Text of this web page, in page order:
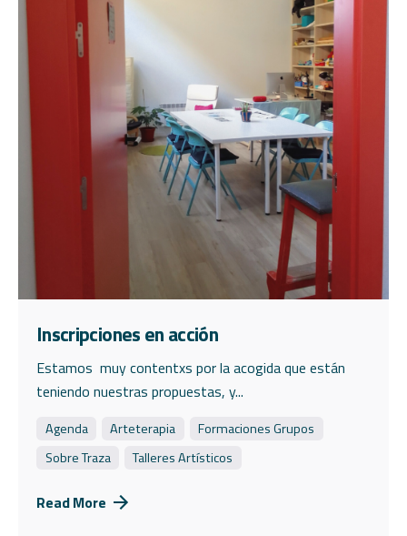
Inscripciones en acción
Estamos muy contentxs por la acogida que están
teniendo nuestras propuestas, y...
Agenda Arteterapia
Formaciones Grupos
Sobre Traza
Talleres Artísticos
Read More